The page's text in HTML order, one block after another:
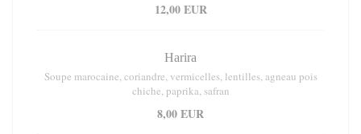
12,00 EUR
Harira
Soupe marocaine, coriandre, vermicelles, lentilles, agneau pois
chiche, paprika, safran
8,00 EUR